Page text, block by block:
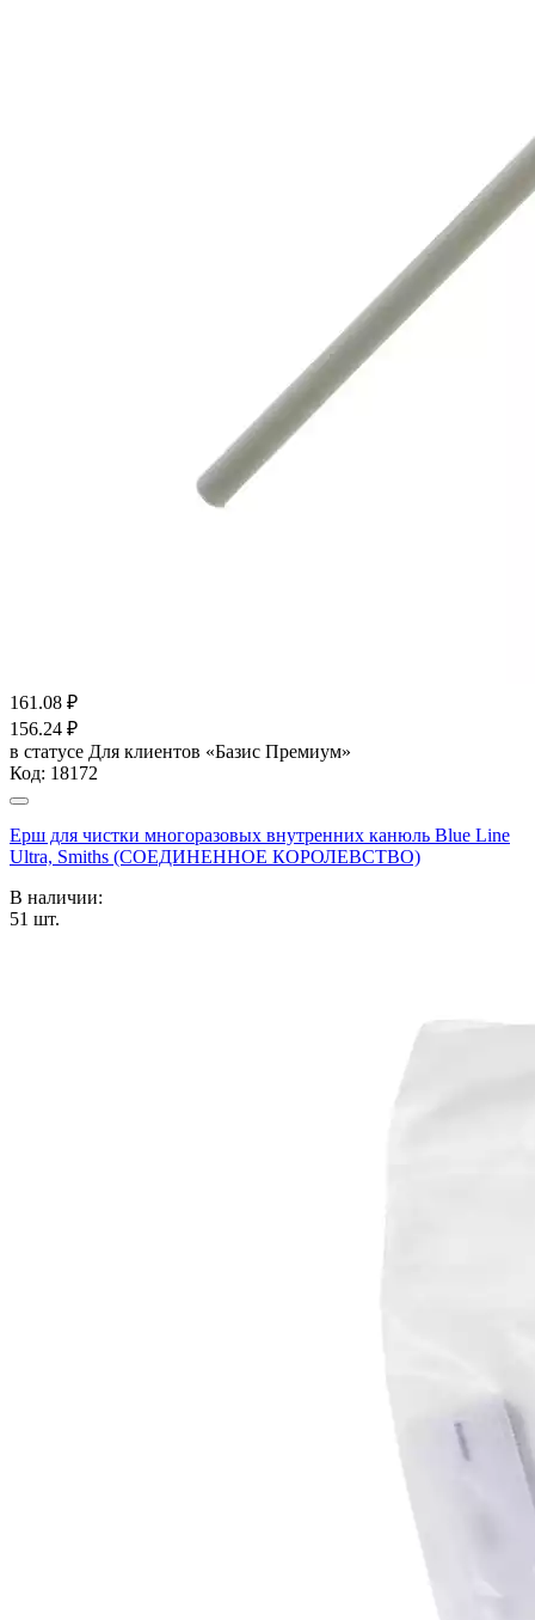
161.08 ₽
156.24 ₽
в статусе Для клиентов «Базис Премиум»
Код: 18172
Ерш для чистки многоразовых внутренних канюль Blue Line
Ultra, Smiths (СОЕДИНЕННОЕ КОРОЛЕВСТВО)
В наличии:
51 шт.